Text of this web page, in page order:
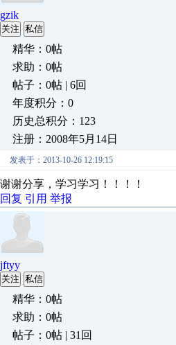
gzik
关注 私信
精华：0帖
求助：0帖
帖子：0帖 | 6回
年度积分：0
历史总积分：123
注册：2008年5月14日
发表于：2013-10-26 12:19:15
谢谢分享，学习学习！！！！
回复 引用 举报
jftyy
关注 私信
精华：0帖
求助：0帖
帖子：0帖 | 31回